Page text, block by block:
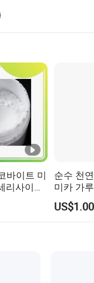
객과 협력하기를
에게 연락하도록
바이트 미
리사이트
부 관리
순수 천
미카 가
납(Pb)
US$1.00